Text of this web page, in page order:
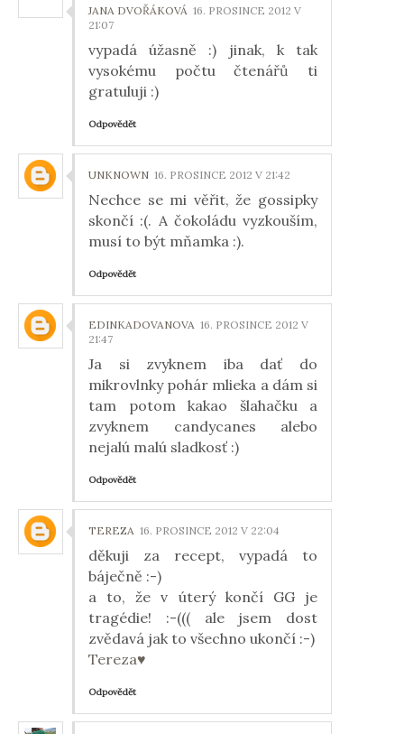
JANA DVOŘÁKOVÁ 16. PROSINCE 2012 V
21:07
vypadá úžasně :) jinak, k tak
vysokému počtu čtenářů ti
gratuluji :)
Odpovědět
UNKNOWN 16. PROSINCE 2012 V 21:42
Nechce se mi věřit, že gossipky
skončí :(. A čokoládu vyzkouším,
musí to být mňamka :).
Odpovědět
EDINKADOVANOVA 16. PROSINCE 2012 V
21:47
Ja si zvyknem iba dať do
mikrovlnky pohár mlieka a dám si
tam potom kakao šlahačku a
zvyknem candycanes alebo
nejalú malú sladkosť :)
Odpovědět
TEREZA 16. PROSINCE 2012 V 22:04
děkuji za recept, vypadá to
báječně :-)
a to, že v úterý končí GG je
tragédie! :-((( ale jsem dost
zvědavá jak to všechno ukončí :-)
Tereza♥
Odpovědět